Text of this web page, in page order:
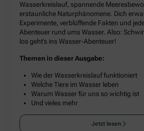
Wasserkreislauf, spannende
erstaunliche Naturphänomene. Dich
Experimente, verblüffende Fakten und
Abenteuer rund ums Wasser. Also:
los geht’s ins Wasser-Abenteuer!
Themen in dieser Ausgabe:
Wie der Wasserkreislauf funktioniert
Welche Tiere im Wasser leben
Warum Wasser für uns so wichtig ist
Und vieles mehr
Jetzt lesen